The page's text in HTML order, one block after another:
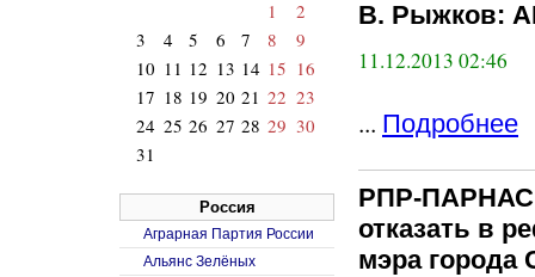
В. Рыжков:
11.12.2013 02:46
... Подробнее
РПР-ПАРНАС
отказать в
мэра города
1
2
3
4 5 6 7 8
9
10 11 12 13 14 15 16
17 18 19 20 21 22 23
24 25 26 27 28 29 30
31
Россия
Аграрная Партия России
Альянс Зелёных